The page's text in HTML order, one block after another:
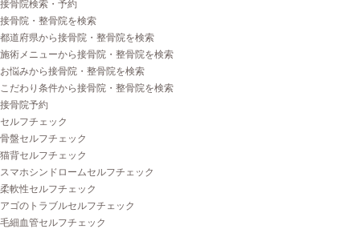
接骨院検索・予約
接骨院・整骨院を検索
都道府県から接骨院・整骨院を検索
施術メニューから接骨院・整骨院を検索
お悩みから接骨院・整骨院を検索
こだわり条件から接骨院・整骨院を検索
接骨院予約
セルフチェック
骨盤セルフチェック
猫背セルフチェック
スマホシンドロームセルフチェック
柔軟性セルフチェック
アゴのトラブルセルフチェック
毛細血管セルフチェック